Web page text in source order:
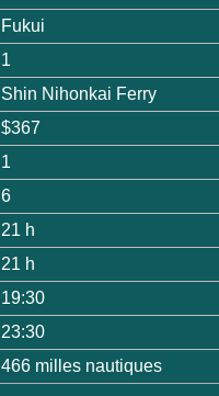
Fukui
1
Shin Nihonkai Ferry
$367
1
6
21 h
21 h
19:30
23:30
466 milles nautiques